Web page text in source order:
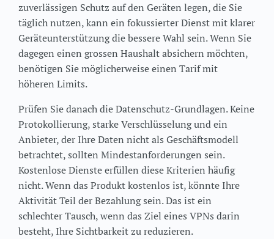
zuverlässigen Schutz auf den Geräten legen, die Sie
täglich nutzen, kann ein fokussierter Dienst mit klarer
Geräteunterstützung die bessere Wahl sein. Wenn Sie
dagegen einen grossen Haushalt absichern möchten,
benötigen Sie möglicherweise einen Tarif mit
höheren Limits.
Prüfen Sie danach die Datenschutz-Grundlagen. Keine
Protokollierung, starke Verschlüsselung und ein
Anbieter, der Ihre Daten nicht als Geschäftsmodell
betrachtet, sollten Mindestanforderungen sein.
Kostenlose Dienste erfüllen diese Kriterien häufig
nicht. Wenn das Produkt kostenlos ist, könnte Ihre
Aktivität Teil der Bezahlung sein. Das ist ein
schlechter Tausch, wenn das Ziel eines VPNs darin
besteht, Ihre Sichtbarkeit zu reduzieren.